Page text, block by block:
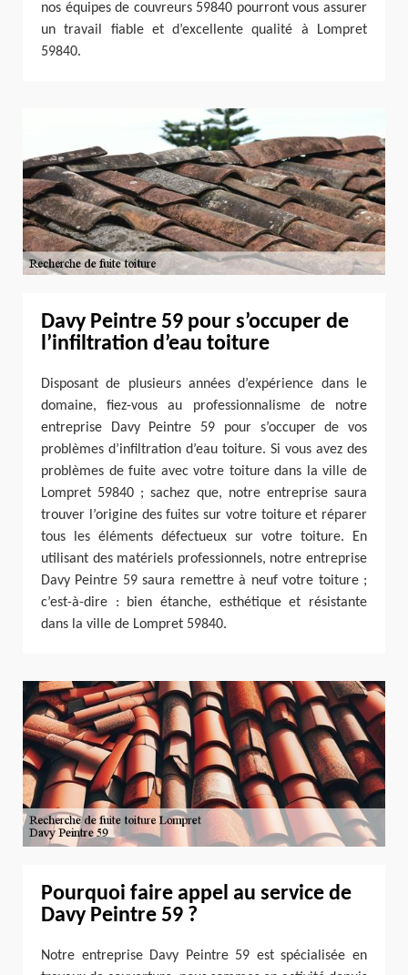
nos équipes de couvreurs 59840 pourront vous assurer
un travail fiable et d’excellente qualité à Lompret
59840.
Davy Peintre 59 pour s’occuper de
l’infiltration d’eau toiture
Disposant de plusieurs années d’expérience dans le
domaine, fiez-vous au professionnalisme de notre
entreprise Davy Peintre 59 pour s’occuper de vos
problèmes d’infiltration d’eau toiture. Si vous avez des
problèmes de fuite avec votre toiture dans la ville de
Lompret 59840 ; sachez que, notre entreprise saura
trouver l’origine des fuites sur votre toiture et réparer
tous les éléments défectueux sur votre toiture. En
utilisant des matériels professionnels, notre entreprise
Davy Peintre 59 saura remettre à neuf votre toiture ;
c’est-à-dire : bien étanche, esthétique et résistante
dans la ville de Lompret 59840.
Pourquoi faire appel au service de
Davy Peintre 59 ?
Notre entreprise Davy Peintre 59 est spécialisée en